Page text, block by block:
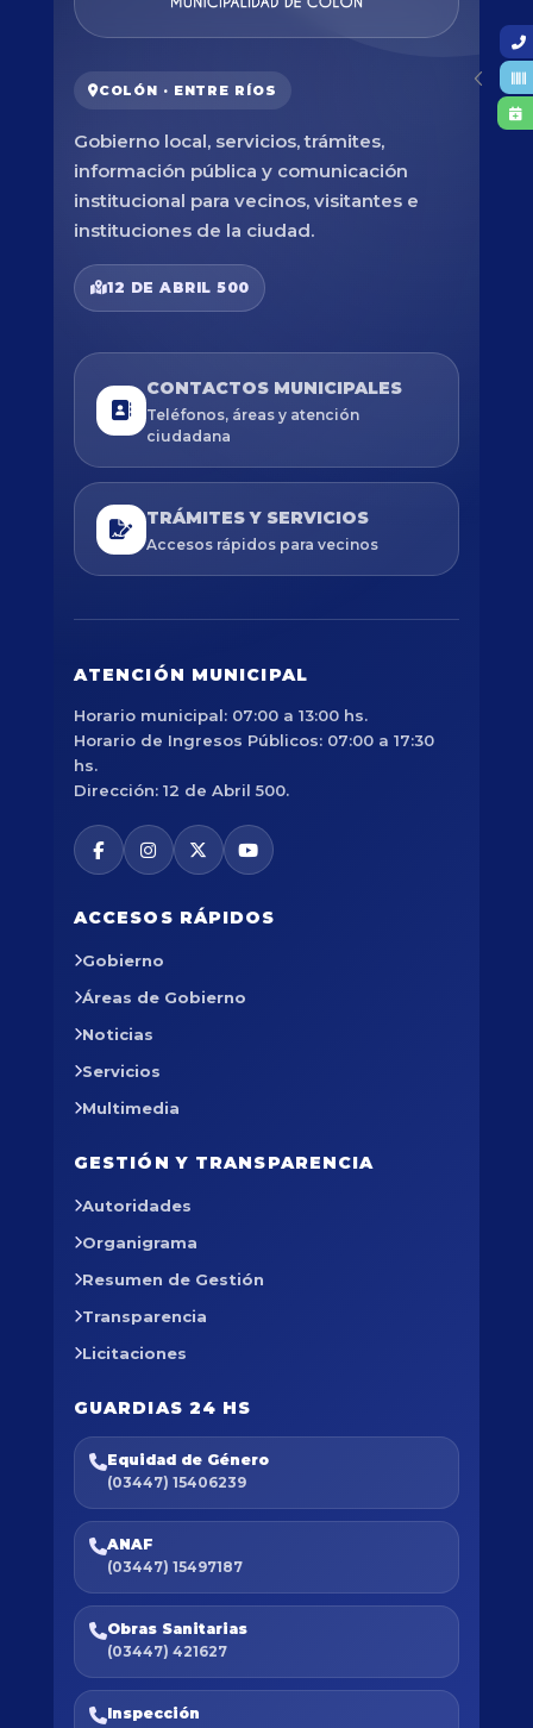
COLÓN · ENTRE RÍOS
Gobierno local, servicios, trámites,
información pública y comunicación
institucional para vecinos, visitantes e
instituciones de la ciudad.
12 DE ABRIL 500
CONTACTOS MUNICIPALES
Teléfonos, áreas y atención
ciudadana
TRÁMITES Y SERVICIOS
Accesos rápidos para vecinos
ATENCIÓN MUNICIPAL
Horario municipal: 07:00 a 13:00 hs.
Horario de Ingresos Públicos: 07:00 a 17:30
hs.
Dirección: 12 de Abril 500.
ACCESOS RÁPIDOS
Gobierno
Áreas de Gobierno
Noticias
Servicios
Multimedia
GESTIÓN Y TRANSPARENCIA
Autoridades
Organigrama
Resumen de Gestión
Transparencia
Licitaciones
GUARDIAS 24 HS
Equidad de Género
(03447) 15406239
ANAF
(03447) 15497187
Obras Sanitarias
(03447) 421627
Inspección